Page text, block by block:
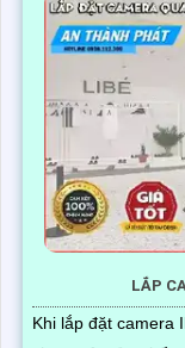
LẮP
Khi lắp đặt camera